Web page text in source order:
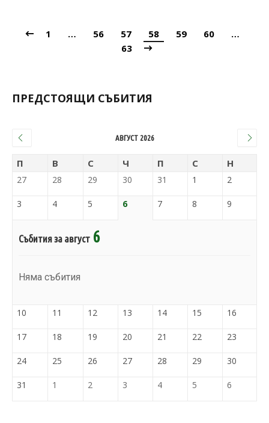
1 … 56 57 58 59 60
…
63
ПРЕДСТОЯЩИ СЪБИТИЯ
АВГУСТ 2026
П В С Ч П С Н
27 28 29 30 31 1 2
3 4 5 6 7 8 9
Събития за август 6
Няма събития
10 11 12 13 14 15 16
17 18 19 20 21 22 23
24 25 26 27 28 29 30
31 1 2 3 4 5 6